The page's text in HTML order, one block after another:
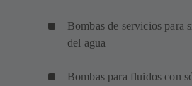
Bombas de servicios para
del agua
Bombas para fluidos con